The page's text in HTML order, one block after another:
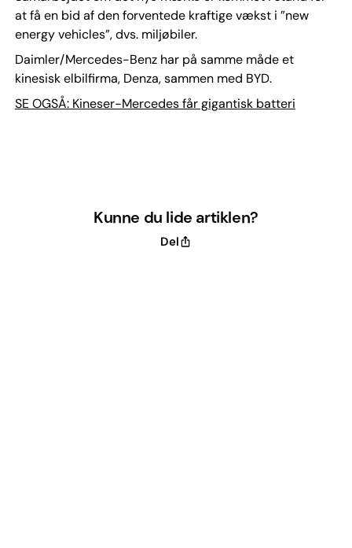
at få en bid af den forventede kraftige vækst i ”new
energy vehicles”, dvs. miljøbiler.
Daimler/Mercedes-Benz har på samme måde et
kinesisk elbilfirma, Denza, sammen med BYD.
SE OGSÅ: Kineser-Mercedes får gigantisk batteri
Kunne du lide artiklen?
Del